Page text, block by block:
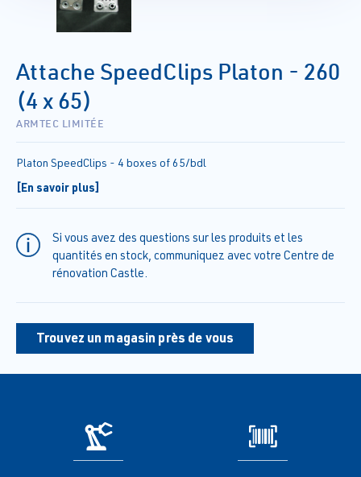
Attache SpeedClips Platon - 260
(4 x 65)
ARMTEC LIMITÉE
Platon SpeedClips - 4 boxes of 65/bdl
[En savoir plus]
Si vous avez des questions sur les produits et les
quantités en stock, communiquez avec votre Centre de
rénovation Castle.
Trouvez un magasin près de vous